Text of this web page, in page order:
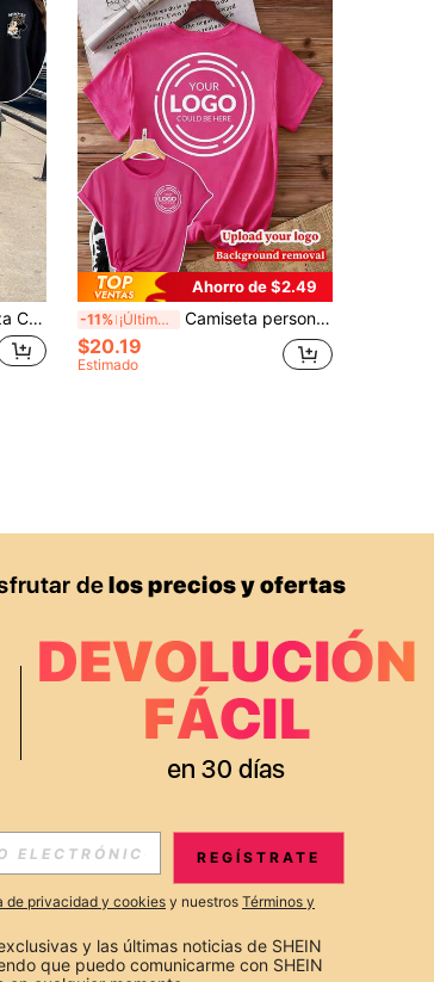
redondo, ligeramente elástica
Ahorro de $2.49
-11% ¡Últimos 3 días Camiseta personalizada para mujer de cuello redondo color rojo rosa, impresión de logotipo y foto personalizada, uniforme de equipo de trabajo, diseña tu propia camiseta de negocios para el verano
$20.19
Estimado
PROMOCIONES Y NOTICIAS DE SHEIN
Suscribir
REGÍSTRATE
de privacidad y cookies y nuestros Términos y
y las últimas noticias de SHEIN
que puedo comunicarme con SHEIN